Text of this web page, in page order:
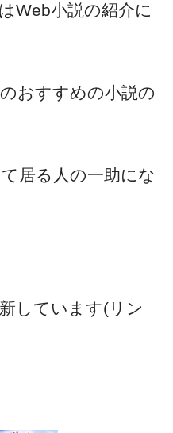
Web小説の紹介に
おすすめの小説の
居る人の一助にな
しています(リン